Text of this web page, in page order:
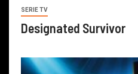
SERIE TV
Designated Survivor